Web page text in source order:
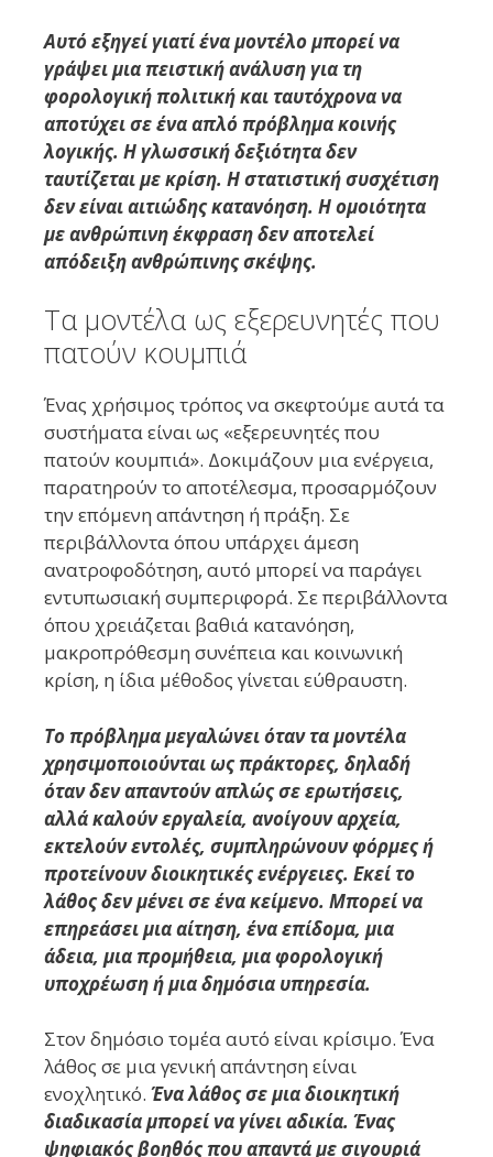
Αυτό εξηγεί γιατί ένα μοντέλο μπορεί να
γράψει μια πειστική ανάλυση για τη
φορολογική πολιτική και ταυτόχρονα να
αποτύχει σε ένα απλό πρόβλημα κοινής
λογικής. Η γλωσσική δεξιότητα δεν
ταυτίζεται με κρίση. Η στατιστική συσχέτιση
δεν είναι αιτιώδης κατανόηση. Η ομοιότητα
με ανθρώπινη έκφραση δεν αποτελεί
απόδειξη ανθρώπινης σκέψης.
Τα μοντέλα ως εξερευνητές που
πατούν κουμπιά
Ένας χρήσιμος τρόπος να σκεφτούμε αυτά τα
συστήματα είναι ως «εξερευνητές που
πατούν κουμπιά». Δοκιμάζουν μια ενέργεια,
παρατηρούν το αποτέλεσμα, προσαρμόζουν
την επόμενη απάντηση ή πράξη. Σε
περιβάλλοντα όπου υπάρχει άμεση
ανατροφοδότηση, αυτό μπορεί να παράγει
εντυπωσιακή συμπεριφορά. Σε περιβάλλοντα
όπου χρειάζεται βαθιά κατανόηση,
μακροπρόθεσμη συνέπεια και κοινωνική
κρίση, η ίδια μέθοδος γίνεται εύθραυστη.
Το πρόβλημα μεγαλώνει όταν τα μοντέλα
χρησιμοποιούνται ως πράκτορες, δηλαδή
όταν δεν απαντούν απλώς σε ερωτήσεις,
αλλά καλούν εργαλεία, ανοίγουν αρχεία,
εκτελούν εντολές, συμπληρώνουν φόρμες ή
προτείνουν διοικητικές ενέργειες. Εκεί το
λάθος δεν μένει σε ένα κείμενο. Μπορεί να
επηρεάσει μια αίτηση, ένα επίδομα, μια
άδεια, μια προμήθεια, μια φορολογική
υποχρέωση ή μια δημόσια υπηρεσία.
Στον δημόσιο τομέα αυτό είναι κρίσιμο. Ένα
λάθος σε μια γενική απάντηση είναι
ενοχλητικό. Ένα λάθος σε μια διοικητική
διαδικασία μπορεί να γίνει αδικία. Ένας
ψηφιακός βοηθός που απαντά με σιγουριά